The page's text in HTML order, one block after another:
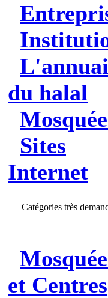
du halal
Sites
Internet
Catégories très
et Centres